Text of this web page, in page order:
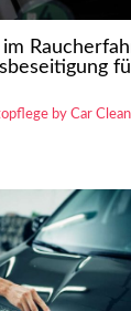
by Car